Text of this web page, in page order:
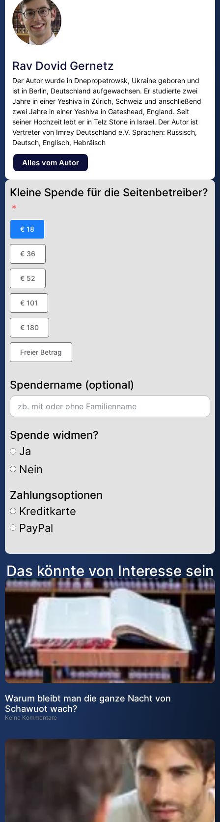
Rav Dovid Gernetz
Der Autor wurde in Dnepropetrowsk, Ukraine geboren und
ist in Berlin, Deutschland aufgewachsen. Er studierte zwei
Jahre in einer Yeshiva in Zürich, Schweiz und anschließend
zwei Jahre in einer Yeshiva in Gateshead, England. Seit
seiner Hochzeit lebt er in Telz Stone in Israel. Der Autor ist
Vertreter von Imrey Deutschland e.V. Sprachen: Russisch,
Deutsch, Englisch, Hebräisch
Alles vom Autor
Kleine Spende für die Seitenbetreiber?
€ 18
€ 36
€ 52
€ 101
€ 180
Freier Betrag
Spendername (optional)
Spende widmen?
Ja
Nein
Zahlungsoptionen
Kreditkarte
PayPal
Alternative:
Das könnte von Interesse sein
Warum bleibt man die ganze Nacht von
Schawuot wach?
Keine Kommentare